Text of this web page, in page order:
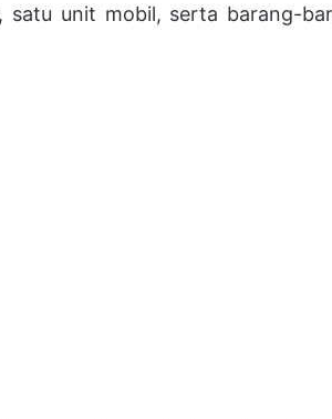
satu unit mobil, serta barang-